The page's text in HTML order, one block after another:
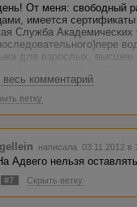
От меня: свободный
имеется
Служба
для взрослых, высшее
весь комментарий
ветку
Igellein написала 03.11.2012 в
Адвего нельзя
#7 Скрыть ветку